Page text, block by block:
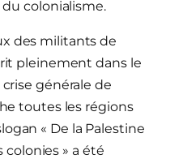
du colonialisme.
des militants de
pleinement dans le
générale de
toutes les régions
« De la Palestine
colonies » a été